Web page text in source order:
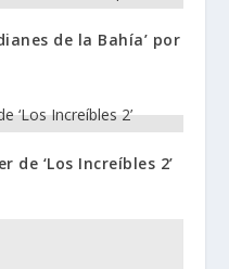
de la Bahía’ por
‘Los Increíbles 2’